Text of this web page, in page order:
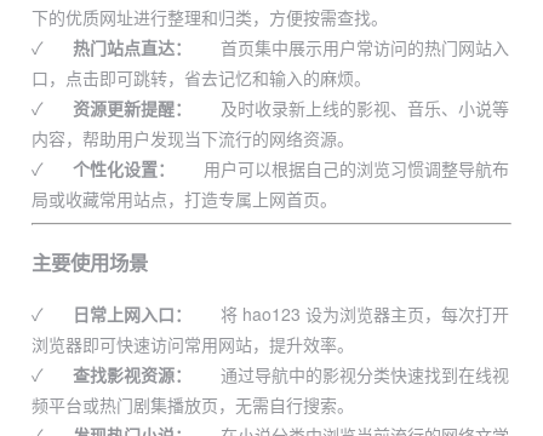
下的优质网址进行整理和归类，方便按需查找。
✓
热门站点直达：
首页集中展示用户常访问的热门网站入
口，点击即可跳转，省去记忆和输入的麻烦。
✓
资源更新提醒：
及时收录新上线的影视、音乐、小说等
内容，帮助用户发现当下流行的网络资源。
✓
个性化设置：
用户可以根据自己的浏览习惯调整导航布
局或收藏常用站点，打造专属上网首页。
主要使用场景
✓ 日常上网入口：
将 hao123 设为浏览器主页，每次打开
浏览器即可快速访问常用网站，提升效率。
✓
查找影视资源：
通过导航中的影视分类快速找到在线视
频平台或热门剧集播放页，无需自行搜索。